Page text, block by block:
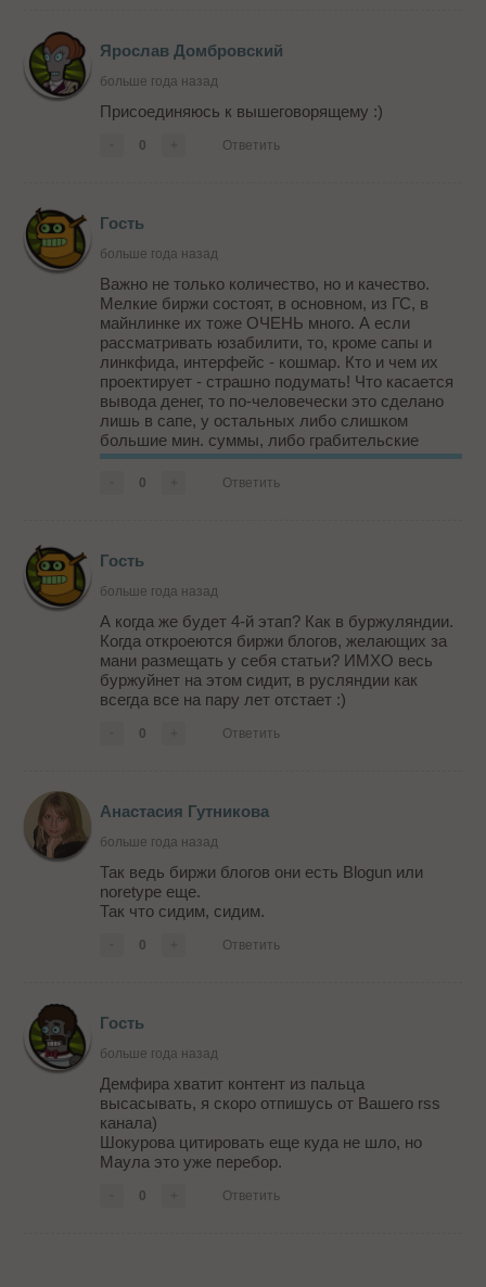
Ярослав Домбровский
больше года назад
Присоединяюсь к вышеговорящему :)
0 Ответить
Гость
больше года назад
Важно не только количество, но и качество.
Мелкие биржи состоят, в основном, из ГС, в
майнлинке их тоже ОЧЕНЬ много. А если
рассматривать юзабилити, то, кроме сапы и
линкфида, интерфейс - кошмар. Кто и чем их
проектирует - страшно подумать! Что касается
вывода денег, то по-человечески это сделано
лишь в сапе, у остальных либо слишком
большие мин. суммы, либо грабительские
проценты (привет, пропажа!), либо тормозной
вывод. Кроме того, в мелких биржах
0 Ответить
Гость
больше года назад
А когда же будет 4-й этап? Как в буржуляндии.
Когда откроеются биржи блогов, желающих за
мани размещать у себя статьи? ИМХО весь
буржуйнет на этом сидит, в русляндии как
всегда все на пару лет отстает :)
0 Ответить
Анастасия Гутникова
больше года назад
Так ведь биржи блогов они есть Blogun или
noretype еще.
Так что сидим, сидим.
0 Ответить
Гость
больше года назад
Демфира хватит контент из пальца
высасывать, я скоро отпишусь от Вашего rss
канала)
Шокурова цитировать еще куда не шло, но
Маула это уже перебор.
0 Ответить